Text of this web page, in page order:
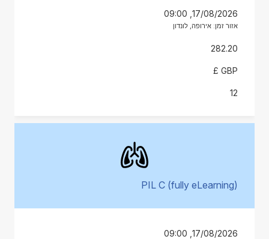
17/08/2026, 09:00
אזור זמן: אירופה, לונדון
282.20
GBP £
PIL C (fully eLearning)
17/08/2026, 09:00